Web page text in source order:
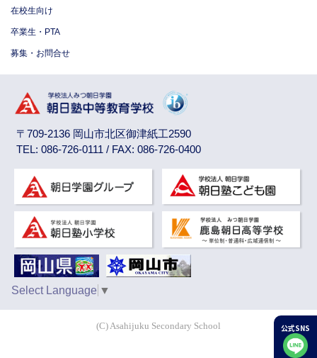
在校生向け
卒業生・PTA
募集・お問合せ
〒709-2136 岡山市北区御津紙工2590
TEL: 086-726-0111 / FAX: 086-726-0400
Select Language ▼
(C) Asahijuku Secondary School 公式SNS